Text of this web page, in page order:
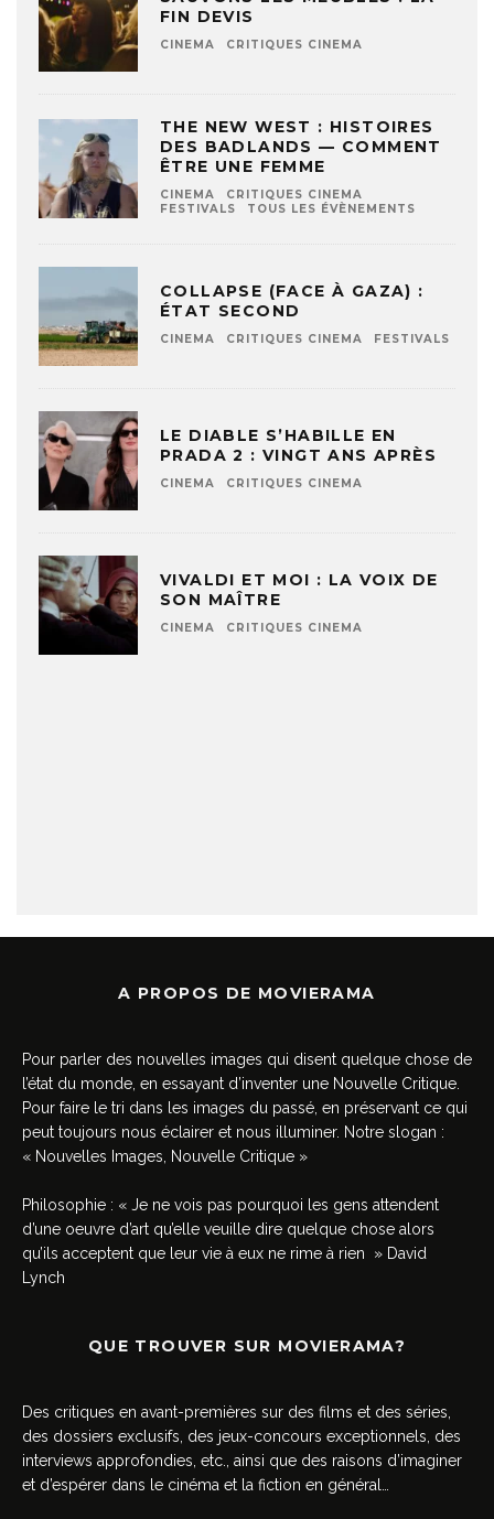
FIN DEVIS
CINEMA CRITIQUES CINEMA
THE NEW WEST : HISTOIRES
DES BADLANDS — COMMENT
ÊTRE UNE FEMME
CINEMA
CRITIQUES CINEMA
FESTIVALS
TOUS LES ÉVÈNEMENTS
COLLAPSE (FACE À GAZA) :
ÉTAT SECOND
CINEMA CRITIQUES CINEMA FESTIVALS
LE DIABLE S’HABILLE EN
PRADA 2 : VINGT ANS APRÈS
CINEMA CRITIQUES CINEMA
VIVALDI ET MOI : LA VOIX DE
SON MAÎTRE
CINEMA CRITIQUES CINEMA
A PROPOS DE MOVIERAMA
Pour parler des nouvelles images qui disent quelque chose de
l’état du monde, en essayant d’inventer une Nouvelle Critique.
Pour faire le tri dans les images du passé, en préservant ce qui
peut toujours nous éclairer et nous illuminer. Notre slogan :
« Nouvelles Images, Nouvelle Critique »
Philosophie : « Je ne vois pas pourquoi les gens attendent
d’une oeuvre d’art qu’elle veuille dire quelque chose alors
qu’ils acceptent que leur vie à eux ne rime à rien » David
Lynch
QUE TROUVER SUR MOVIERAMA?
Des critiques en avant-premières sur des films et des séries,
des dossiers exclusifs, des jeux-concours exceptionnels, des
interviews approfondies, etc., ainsi que des raisons d’imaginer
et d’espérer dans le cinéma et la fiction en général…